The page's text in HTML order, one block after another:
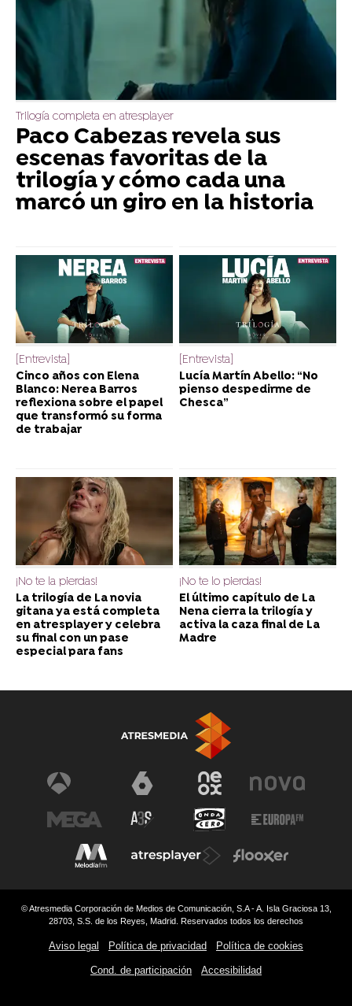
Trilogía completa en atresplayer
Paco Cabezas revela sus
escenas favoritas de la
trilogía y cómo cada una
marcó un giro en la historia
[Entrevista]
Cinco años con Elena
Blanco: Nerea Barros
reflexiona sobre el papel
que transformó su forma
de trabajar
[Entrevista]
Lucía Martín Abello: “No
pienso despedirme de
Chesca”
¡No te la pierdas!
La trilogía de La novia
gitana ya está completa
en atresplayer y celebra
su final con un pase
especial para fans
¡No te lo pierdas!
El último capítulo de La
Nena cierra la trilogía y
activa la caza final de La
Madre
© Atresmedia Corporación de Medios de Comunicación, S.A - A. Isla Graciosa 13,
28703, S.S. de los Reyes, Madrid. Reservados todos los derechos
Aviso legal Política de privacidad Política de cookies
Cond. de participación Accesibilidad